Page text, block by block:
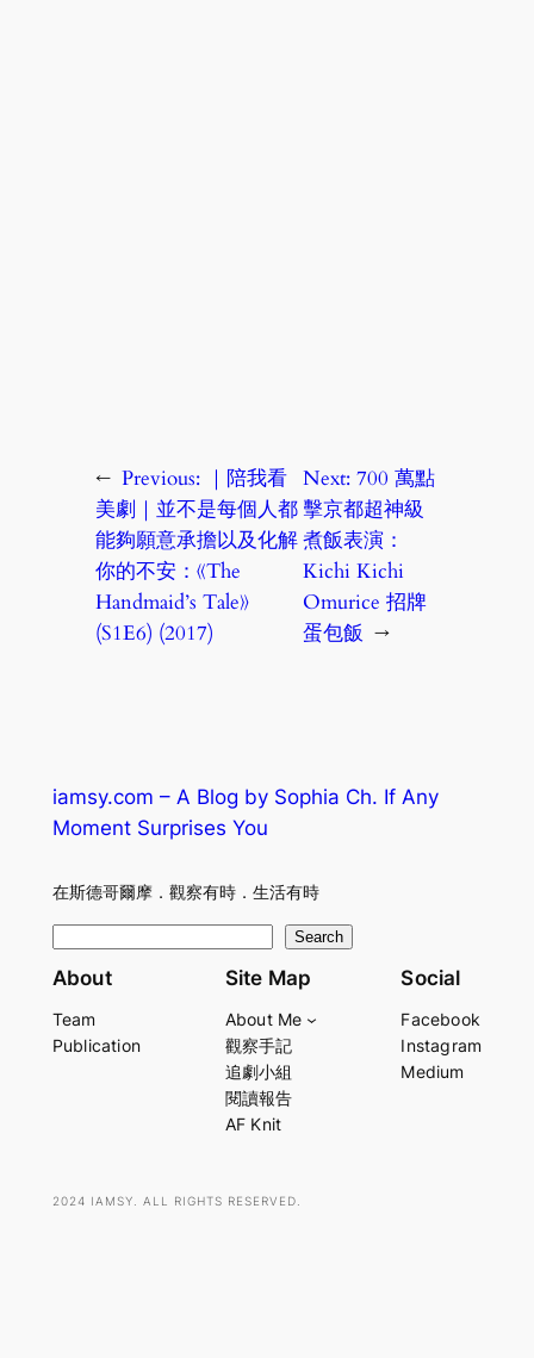
← Previous: ｜陪我看
美劇｜並不是每個人都
能夠願意承擔以及化解
你的不安：《The
Handmaid’s Tale》
(S1E6) (2017)
Next: 700 萬點
擊京都超神級
煮飯表演：
Kichi Kichi
Omurice 招牌
蛋包飯 →
iamsy.com – A Blog by Sophia Ch. If Any
Moment Surprises You
在斯德哥爾摩．觀察有時．生活有時
e
r
Search
About
Team
Publication
Site Map
About Me
觀察手記
追劇小組
閱讀報告
AF Knit
Social
Facebook
Instagram
Medium
2024 IAMSY. ALL RIGHTS RESERVED.